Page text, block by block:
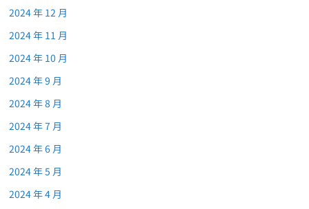
2024 年 12 月
2024 年 11 月
2024 年 10 月
2024 年 9 月
2024 年 8 月
2024 年 7 月
2024 年 6 月
2024 年 5 月
2024 年 4 月